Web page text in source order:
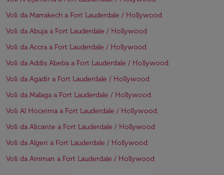
Voli da Marrakech a Fort Lauderdale / Hollywood
Voli da Abuja a Fort Lauderdale / Hollywood
Voli da Accra a Fort Lauderdale / Hollywood
Voli da Addis Abeba a Fort Lauderdale / Hollywood
Voli da Agadir a Fort Lauderdale / Hollywood
Voli da Malaga a Fort Lauderdale / Hollywood
Voli Al Hoceima a Fort Lauderdale / Hollywood
Voli da Alicante a Fort Lauderdale / Hollywood
Voli da Algeri a Fort Lauderdale / Hollywood
Voli da Amman a Fort Lauderdale / Hollywood